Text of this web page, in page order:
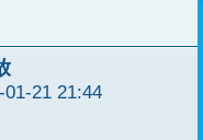
01-21 21:44